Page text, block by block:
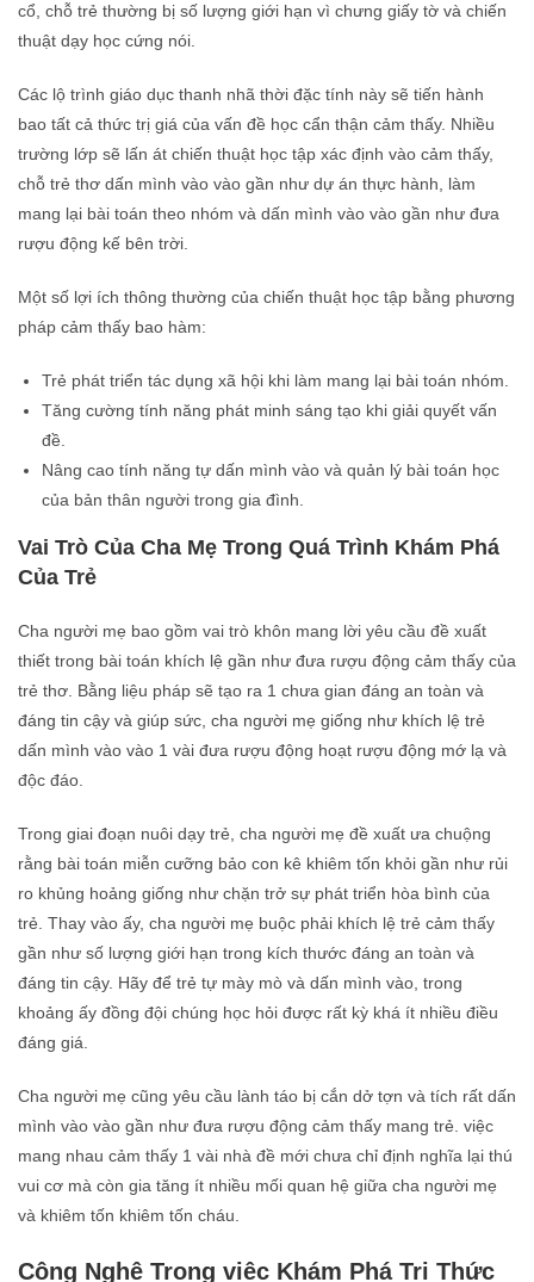
cổ, chỗ trẻ thường bị số lượng giới hạn vì chưng giấy tờ và chiến
thuật dạy học cứng nói.
Các lộ trình giáo dục thanh nhã thời đặc tính này sẽ tiến hành
bao tất cả thức trị giá của vấn đề học cẩn thận cảm thấy. Nhiều
trường lớp sẽ lấn át chiến thuật học tập xác định vào cảm thấy,
chỗ trẻ thơ dấn mình vào vào gần như dự án thực hành, làm
mang lại bài toán theo nhóm và dấn mình vào vào gần như đưa
rượu động kế bên trời.
Một số lợi ích thông thường của chiến thuật học tập bằng phương
pháp cảm thấy bao hàm:
Trẻ phát triển tác dụng xã hội khi làm mang lại bài toán nhóm.
Tăng cường tính năng phát minh sáng tạo khi giải quyết vấn
đề.
Nâng cao tính năng tự dấn mình vào và quản lý bài toán học
của bản thân người trong gia đình.
Vai Trò Của Cha Mẹ Trong Quá Trình Khám Phá
Của Trẻ
Cha người mẹ bao gồm vai trò khôn mang lời yêu cầu đề xuất
thiết trong bài toán khích lệ gần như đưa rượu động cảm thấy của
trẻ thơ. Bằng liệu pháp sẽ tạo ra 1 chưa gian đáng an toàn và
đáng tin cậy và giúp sức, cha người mẹ giống như khích lệ trẻ
dấn mình vào vào 1 vài đưa rượu động hoạt rượu động mớ lạ và
độc đáo.
Trong giai đoạn nuôi dạy trẻ, cha người mẹ đề xuất ưa chuộng
rằng bài toán miễn cưỡng bảo con kê khiêm tốn khỏi gần như rủi
ro khủng hoảng giống như chặn trở sự phát triển hòa bình của
trẻ. Thay vào ấy, cha người mẹ buộc phải khích lệ trẻ cảm thấy
gần như số lượng giới hạn trong kích thước đáng an toàn và
đáng tin cậy. Hãy để trẻ tự mày mò và dấn mình vào, trong
khoảng ấy đồng đội chúng học hỏi được rất kỳ khá ít nhiều điều
đáng giá.
Cha người mẹ cũng yêu cầu lành táo bị cắn dở tợn và tích rất dấn
mình vào vào gần như đưa rượu động cảm thấy mang trẻ. việc
mang nhau cảm thấy 1 vài nhà đề mới chưa chỉ định nghĩa lại thú
vui cơ mà còn gia tăng ít nhiều mối quan hệ giữa cha người mẹ
và khiêm tốn khiêm tốn cháu.
Công Nghệ Trong việc Khám Phá Tri Thức